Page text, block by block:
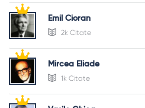
Emil Cioran
2k Citate
Mircea Eliade
1k Citate